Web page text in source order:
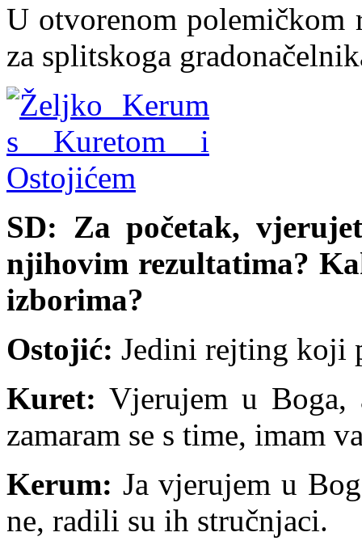
U otvorenom
za splitskoga
SD: Za početak,
njihovim rezultatima?
izborima?
Ostojić: Jedini rejting koji
Kuret: Vjerujem u Boga,
zamaram se s time, imam
Kerum: Ja vjerujem u
ne, radili su ih stručnjaci.